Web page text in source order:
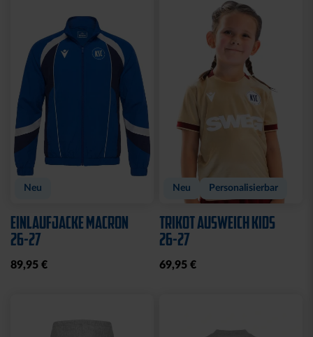
Neu
EINLAUFJACKE MACRON
26-27
89,95 €
Neu Personalisierbar
TRIKOT AUSWEICH KIDS
26-27
69,95 €